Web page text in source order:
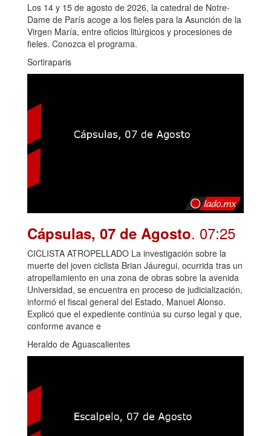
Los 14 y 15 de agosto de 2026, la catedral de Notre-
Dame de París acoge a los fieles para la Asunción de la
Virgen María, entre oficios litúrgicos y procesiones de
fieles. Conozca el programa.
Sortiraparis
Cápsulas, 07 de Agosto. 07:25
CICLISTA ATROPELLADO La investigación sobre la
muerte del joven ciclista Brian Jáuregui, ocurrida tras un
atropellamiento en una zona de obras sobre la avenida
Universidad, se encuentra en proceso de judicialización,
informó el fiscal general del Estado, Manuel Alonso.
Explicó que el expediente continúa su curso legal y que,
conforme avance e
Heraldo de Aguascalientes